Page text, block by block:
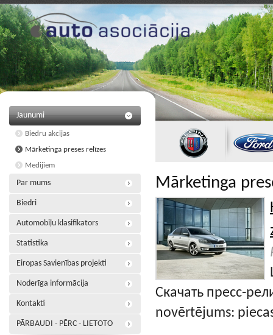
Jaunumi
Biedru akcijas
Mārketinga preses relīzes
Medijiem
Par mums
Biedri
Automobiļu klasifikators
Statistika
Eiropas Savienības projekti
Noderīga informācija
Kontakti
PĀRBAUDI - PĒRC - LIETOTO
Mārketinga
Скачать пресс-
novērtējums: